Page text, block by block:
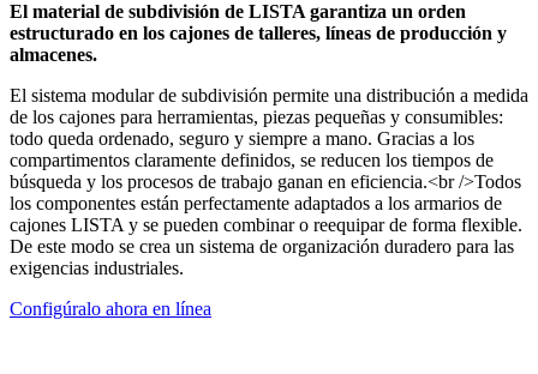
El material de subdivisión de LISTA garantiza un orden
estructurado en los cajones de talleres, líneas de producción y
almacenes.
El sistema modular de subdivisión permite una distribución a medida
de los cajones para herramientas, piezas pequeñas y consumibles:
todo queda ordenado, seguro y siempre a mano. Gracias a los
compartimentos claramente definidos, se reducen los tiempos de
búsqueda y los procesos de trabajo ganan en eficiencia.<br />Todos
los componentes están perfectamente adaptados a los armarios de
cajones LISTA y se pueden combinar o reequipar de forma flexible.
De este modo se crea un sistema de organización duradero para las
exigencias industriales.
Configúralo ahora en línea